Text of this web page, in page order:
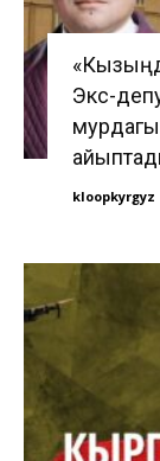
Экс-
kloopkyrgyz